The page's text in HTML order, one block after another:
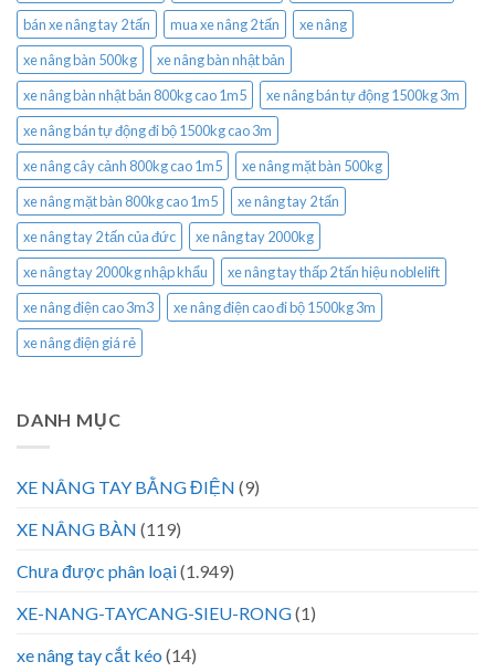
bán xe nâng tay 2 tấn
mua xe nâng 2 tấn
xe nâng
xe nâng bàn 500kg
xe nâng bàn nhật bản
xe nâng bàn nhật bản 800kg cao 1m5
xe nâng bán tự động 1500kg 3m
xe nâng bán tự động đi bộ 1500kg cao 3m
xe nâng cây cảnh 800kg cao 1m5
xe nâng mặt bàn 500kg
xe nâng mặt bàn 800kg cao 1m5
xe nâng tay 2 tấn
xe nâng tay 2 tấn của đức
xe nâng tay 2000kg
xe nâng tay 2000kg nhập khẩu
xe nâng tay thấp 2 tấn hiệu noblelift
xe nâng điện cao 3m3
xe nâng điện cao đi bộ 1500kg 3m
xe nâng điện giá rẻ
DANH MỤC
XE NÂNG TAY BẰNG ĐIỆN (9)
XE NÂNG BÀN (119)
Chưa được phân loại(1.949)
XE-NANG-TAYCANG-SIEU-RONG(1)
xe nâng tay cắt kéo (14)